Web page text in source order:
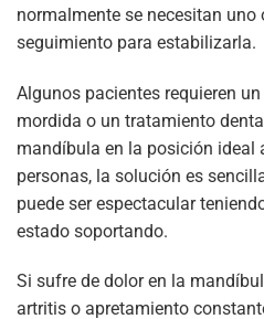
normalmente se necesitan uno
seguimiento para estabilizarla.
Algunos pacientes requieren
mordida o un tratamiento
mandíbula en la posición ideal
personas, la solución es
puede ser espectacular
estado soportando.
Si sufre de dolor en la
artritis o apretamiento